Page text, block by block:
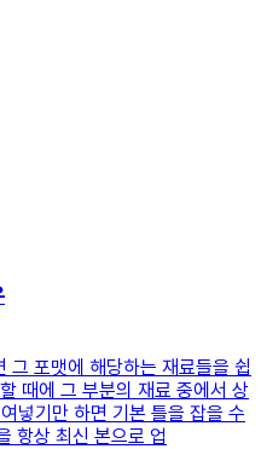
그 포맷에 해당하는 재료들을 쉽
때에 그 부분의 재료 중에서 상
넣기만 하면 기본 틀을 잡을 수
항상 최신 본으로 업